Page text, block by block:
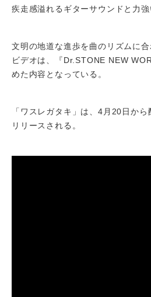
疾走感溢れるギターサウンドと力強
文明の地道な進歩を曲のリズムに
ビデオは、『Dr.STONE NEW
めた内容となっている。
「ワスレガタキ」は、4月20日か
リリースされる。